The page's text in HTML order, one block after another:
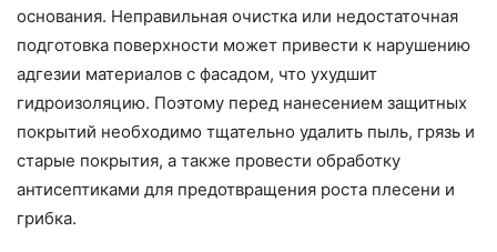
основания. Неправильная очистка или недостаточная
подготовка поверхности может привести к нарушению
адгезии материалов с фасадом, что ухудшит
гидроизоляцию. Поэтому перед нанесением защитных
покрытий необходимо тщательно удалить пыль, грязь и
старые покрытия, а также провести обработку
антисептиками для предотвращения роста плесени и
грибка.